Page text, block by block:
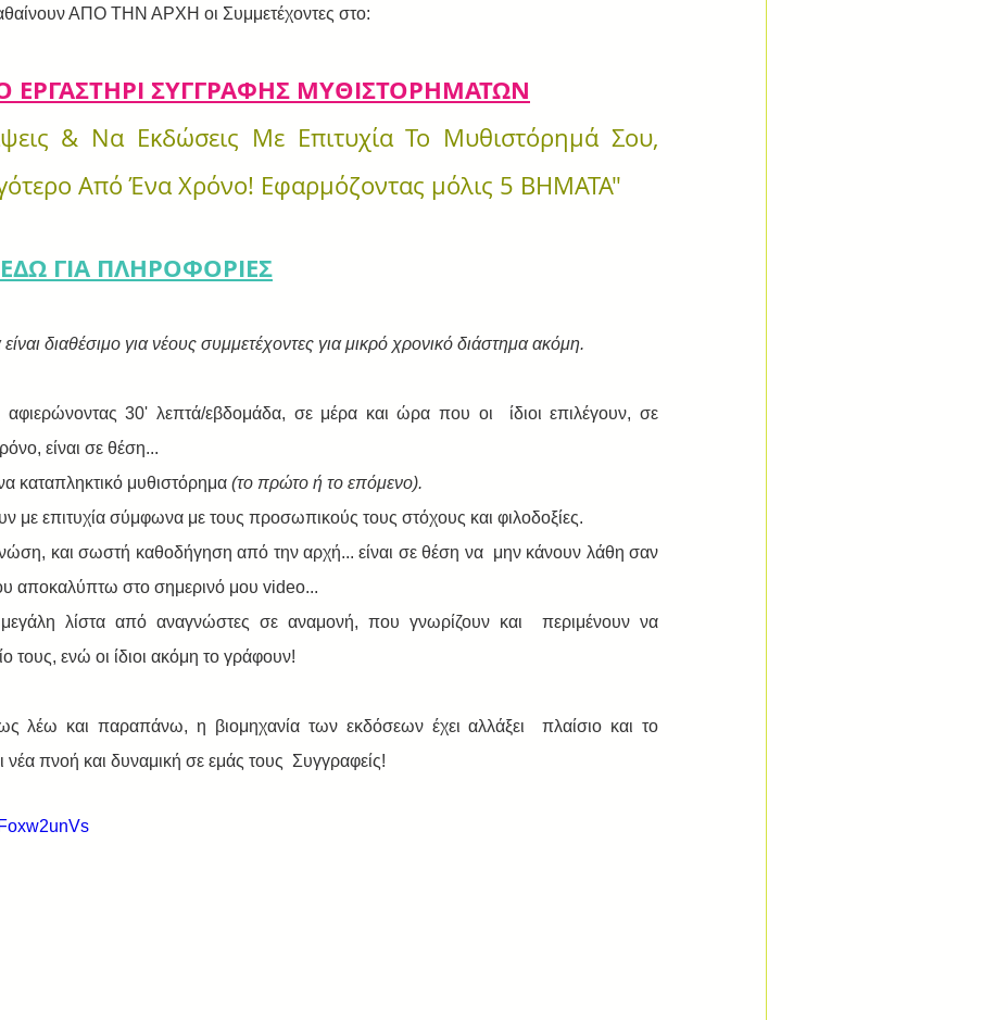
ΑΠΟ ΤΗΝ ΑΡΧΗ οι Συμμετέχοντες στο:
ΕΡΓΑΣΤΗΡΙ ΣΥΓΓΡΑΦΗΣ ΜΥΘΙΣΤΟΡΗΜΑΤΩΝ
& Να Εκδώσεις Με Επιτυχία Το Μυθιστόρημά Σου,
Από Ένα Χρόνο! Εφαρμόζοντας μόλις 5 ΒΗΜΑΤΑ"
ΓΙΑ ΠΛΗΡΟΦΟΡΙΕΣ
διαθέσιμο για νέους συμμετέχοντες για μικρό χρονικό διάστημα ακόμη.
αφιερώνοντας 30' λεπτά/εβδομάδα, σε μέρα και ώρα που οι  ίδιοι επιλέγουν, σε
είναι σε θέση...
καταπληκτικό μυθιστόρημα (το πρώτο ή το επόμενο).
με επιτυχία σύμφωνα με τους προσωπικούς τους στόχους και φιλοδοξίες.
και σωστή καθοδήγηση από την αρχή... είναι σε θέση να  μην κάνουν λάθη σαν
αποκαλύπτω στο σημερινό μου video...
λίστα από αναγνώστες σε αναμονή, που γνωρίζουν και  περιμένουν να
τους, ενώ οι ίδιοι ακόμη το γράφουν!﻿
λέω και παραπάνω, η βιομηχανία των εκδόσεων έχει αλλάξει  πλαίσιο και το
νέα πνοή και δυναμική σε εμάς τους  Συγγραφείς!